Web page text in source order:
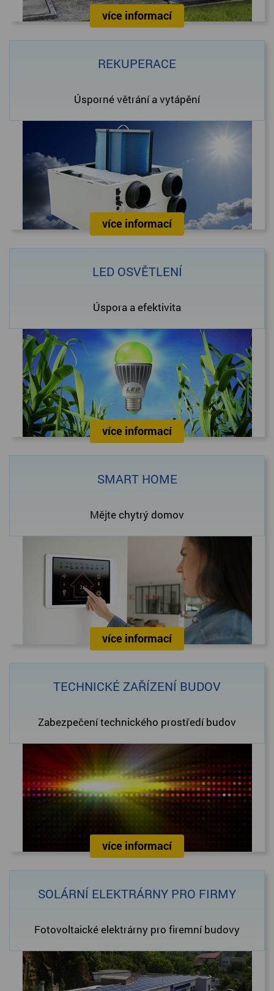
více informací
REKUPERACE
Úsporné větrání a vytápění
více informací
LED OSVĚTLENÍ
Úspora a efektivita
více informací
SMART HOME
Mějte chytrý domov
více informací
TECHNICKÉ ZAŘÍZENÍ BUDOV
Zabezpečení technického prostředí budov
více informací
SOLÁRNÍ ELEKTRÁRNY PRO FIRMY
Fotovoltaické elektrárny pro firemní budovy